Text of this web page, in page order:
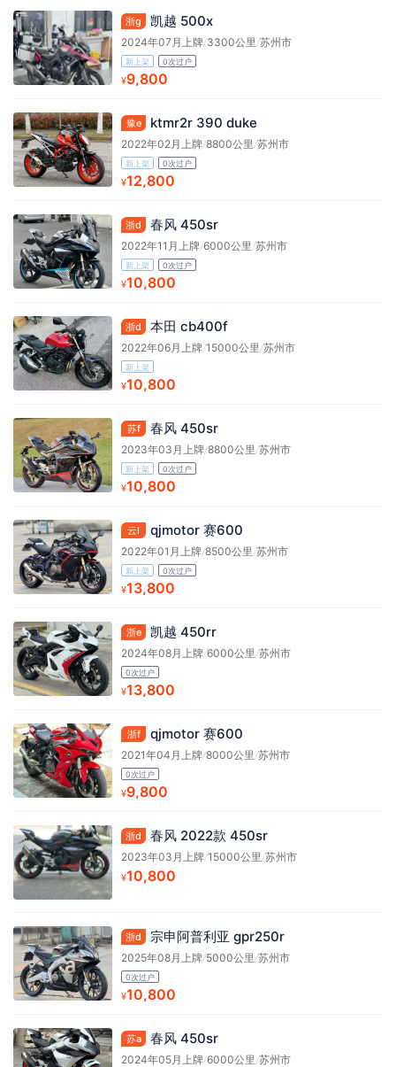
浙g 凯越 500x
2024年07月上牌/3300公里/苏州市
新上架 0次过户
¥9,800
豫e ktmr2r 390 duke
2022年02月上牌/8800公里/苏州市
新上架 0次过户
¥12,800
浙d 春风 450sr
2022年11月上牌/6000公里/苏州市
新上架 0次过户
¥10,800
浙d 本田 cb400f
2022年06月上牌/15000公里/苏州市
新上架
¥10,800
苏f 春风 450sr
2023年03月上牌/8800公里 /苏州市
新上架 0次过户
¥10,800
云l qjmotor 赛600
2022年01月上牌/8500公里 /苏州市
新上架 0次过户
¥13,800
浙e 凯越 450rr
2024年08月上牌/6000公里 /苏州市
0次过户
¥13,800
浙f qjmotor 赛600
2021年04月上牌/8000公里 /苏州市
0次过户
¥9,800
浙d 春风 2022款 450sr
2023年03月上牌/15000公里 /苏州市
¥10,800
浙d 宗申阿普利亚 gpr250r
2025年08月上牌/5000公里 /苏州市
0次过户
¥10,800
苏a 春风 450sr
2024年05月上牌/6000公里 /苏州市